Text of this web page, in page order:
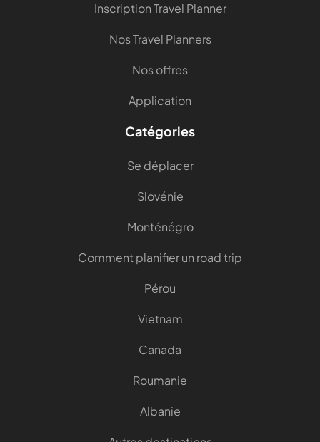
Inscription Travel Planner
Nos Travel Planners
Nos offres
Application
Catégories
Se déplacer
Slovénie
Monténégro
Comment planifier un road trip
Pérou
Vietnam
Canada
Roumanie
Albanie